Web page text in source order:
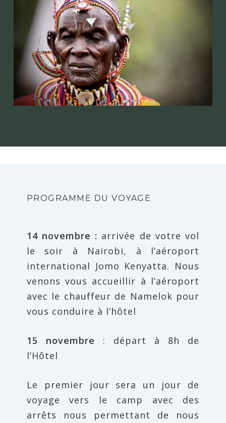
PROGRAMME DU VOYAGE
14 novembre : arrivée de votre vol
le soir à Nairobi, à l’aéroport
international Jomo Kenyatta. Nous
venons vous accueillir à l’aéroport
avec le chauffeur de Namelok pour
vous conduire à l’hôtel
15 novembre : départ à 8h de
l’Hôtel
Le premier jour sera un jour de
voyage vers le camp avec des
arrêts nous permettant de nous